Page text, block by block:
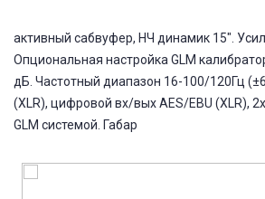
активный сабвуфер, НЧ динамик 15".
Опциональная настройка GLM
дБ. Частотный диапазон 16-100/120Гц
(XLR), цифровой вх/вых AES/EBU (XLR),
GLM системой. Габар